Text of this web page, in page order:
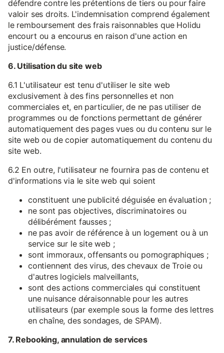
défendre contre les prétentions de tiers ou pour faire
valoir ses droits. L'indemnisation comprend également
le remboursement des frais raisonnables que Holidu
encourt ou a encourus en raison d'une action en
justice/défense.
6. Utilisation du site web
6.1 L'utilisateur est tenu d'utiliser le site web
exclusivement à des fins personnelles et non
commerciales et, en particulier, de ne pas utiliser de
programmes ou de fonctions permettant de générer
automatiquement des pages vues ou du contenu sur le
site web ou de copier automatiquement du contenu du
site web.
6.2 En outre, l'utilisateur ne fournira pas de contenu et
d'informations via le site web qui soient
constituent une publicité déguisée en évaluation ;
ne sont pas objectives, discriminatoires ou
délibérément fausses ;
ne pas avoir de référence à un logement ou à un
service sur le site web ;
sont immoraux, offensants ou pornographiques ;
contiennent des virus, des chevaux de Troie ou
d'autres logiciels malveillants,
sont des actions commerciales qui constituent
une nuisance déraisonnable pour les autres
utilisateurs (par exemple sous la forme des lettres
en chaîne, des sondages, de SPAM).
7. Rebooking, annulation de services